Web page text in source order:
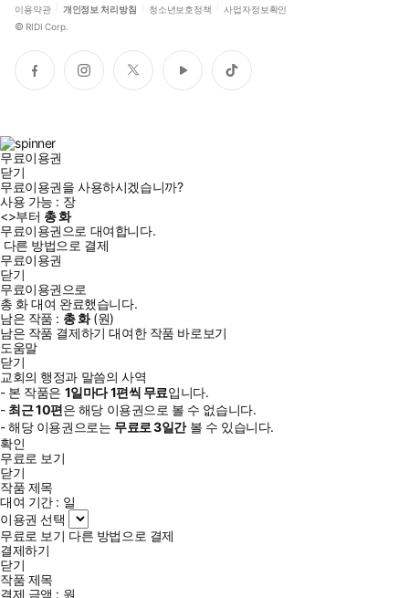
이용약관 개인정보 처리방침 청소년보호정책 사업자정보확인
© RIDI Corp.
페
이
인
스
트
위
유
튜
틱
톡
무료이용권
닫기
무료이용권을 사용하시겠습니까?
사용 가능 : 장
<>부터 총화
무료이용권으로 대여합니다.
다른 방법으로 결제
무료이용권
닫기
무료이용권으로
총 화대여 완료했습니다.
남은 작품 : 총화(원)
남은 작품 결제하기 대여한 작품 바로보기
도움말
닫기
교회의 행정과 말씀의 사역
- 본 작품은 1일마다1편씩 무료입니다.
- 최근10편은 해당 이용권으로 볼 수 없습니다.
- 해당 이용권으로는 무료로3일간볼 수 있습니다.
확인
무료로 보기
닫기
작품 제목
대여 기간 : 일
이용권 선택
무료로 보기 다른 방법으로 결제
결제하기
닫기
작품 제목
결제 금액 : 원